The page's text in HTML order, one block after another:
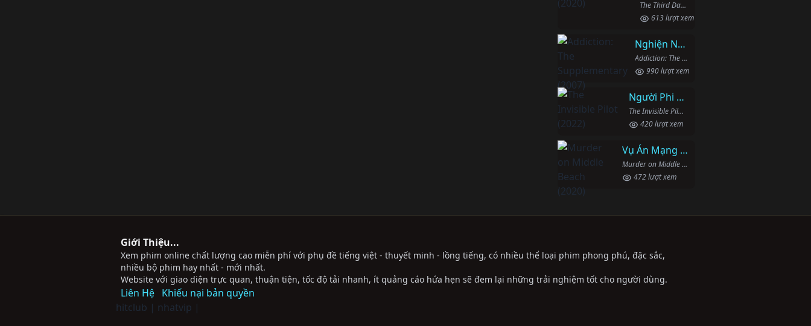
The Third Day (2020)
613 lượt xem
Nghiện Ngập: Chuỗi Phim Bổ Trợ
Addiction: The Supplementary (2007)
990 lượt xem
Người Phi Công Vô Hình
The Invisible Pilot (2022)
420 lượt xem
Vụ Án Mạng Trên Đường Middle Beach
Murder on Middle Beach (2020)
472 lượt xem
Giới Thiệu...
Xem phim online chất lượng cao miễn phí với phụ đề tiếng việt - thuyết minh - lồng tiếng, có nhiều thể loại phim phong phú, đặc sắc,
nhiều bộ phim hay nhất - mới nhất.
Website với giao diện trực quan, thuận tiện, tốc độ tải nhanh, ít quảng cáo hứa hẹn sẽ đem lại những trải nghiệm tốt cho người dùng.
Liên Hệ Khiếu nại bản quyền
hitclub | nhatvip |